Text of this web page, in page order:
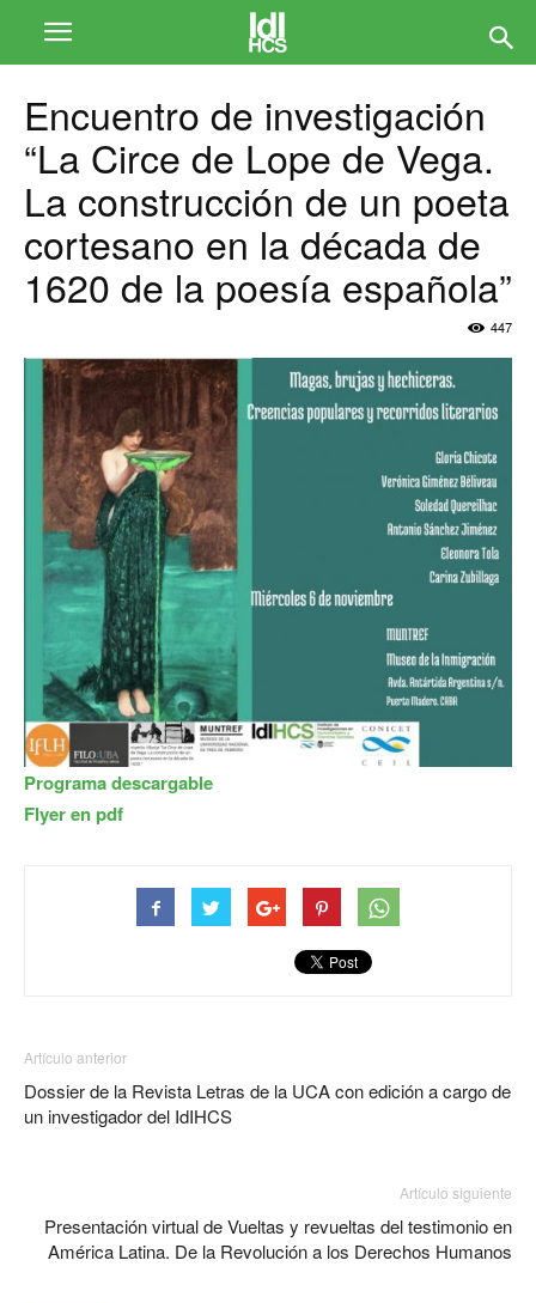
Encuentro de investigación
“La Circe de Lope de Vega.
La construcción de un poeta
cortesano en la década de
1620 de la poesía española”
447
Programa descargable
Flyer en pdf
Artículo anterior
Dossier de la Revista Letras de la UCA con edición a cargo de
un investigador del IdIHCS
Artículo siguiente
Presentación virtual de Vueltas y revueltas del testimonio en
América Latina. De la Revolución a los Derechos Humanos